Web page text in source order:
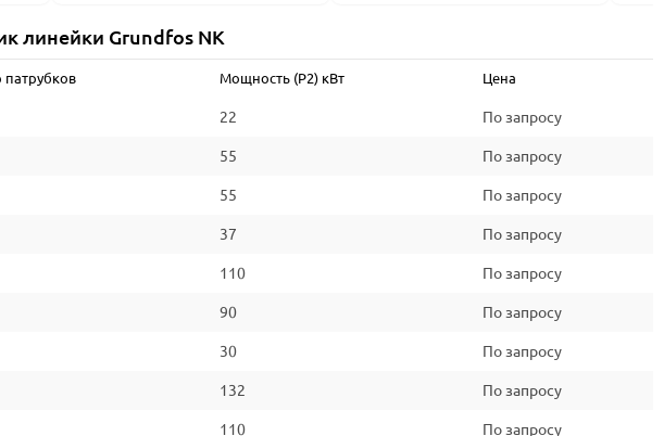
линейки Grundfos NK
патрубков Мощность (P2) кВт Цена
22 По запросу
55 По запросу
55 По запросу
37 По запросу
110 По запросу
90 По запросу
30 По запросу
132 По запросу
110 По запросу